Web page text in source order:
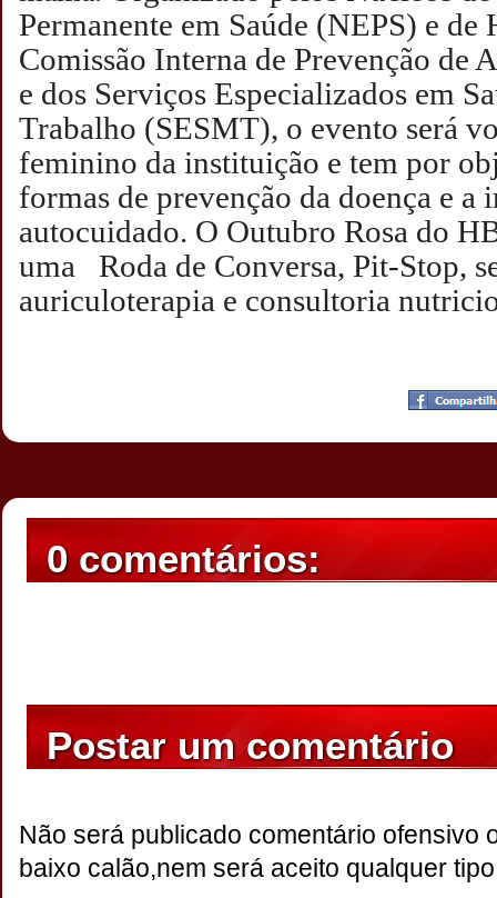
Permanente em Saúde (NEPS) e de
Comissão Interna de Prevenção de
e dos Serviços Especializados em
Trabalho (SESMT), o evento será
feminino da instituição e tem por
formas de prevenção da doença e a
autocuidado. O Outubro Rosa do
uma
Roda de Conversa, Pit-Stop,
auriculoterapia e consultoria
19:43
0 comentários:
Postar um comentário
Não será publicado comentário ofensivo
baixo calão,nem será aceito qualquer